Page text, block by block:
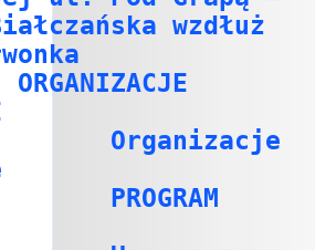
wzdłuż
ORGANIZACJE
Organizacje
PROGRAM